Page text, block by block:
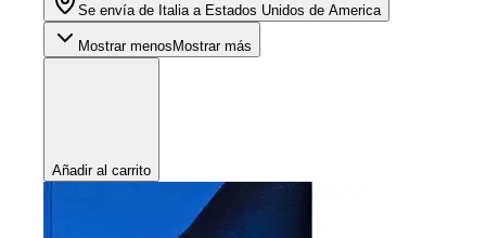
Se envía de Italia a Estados Unidos de America
Mostrar menos Mostrar más
Añadir al carrito